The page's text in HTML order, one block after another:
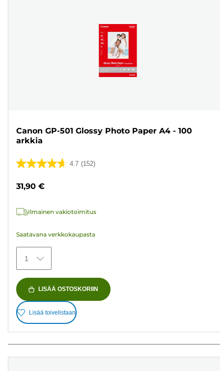
Canon GP-501 Glossy Photo Paper A4 - 100
arkkia
4.7 (152)
4.7/5
152
31,90 €
Ilmainen vakiotoimitus
Saatavana verkkokaupasta
1
LISÄÄ OSTOSKORIIN
Lisää toivelistaan